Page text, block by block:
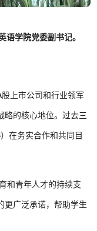
语学院党委副书记。
上市公司和行业领军
略的核心地位。过去三
在务实合作和共同目
和青年人才的持续支
更广泛承诺，帮助学生